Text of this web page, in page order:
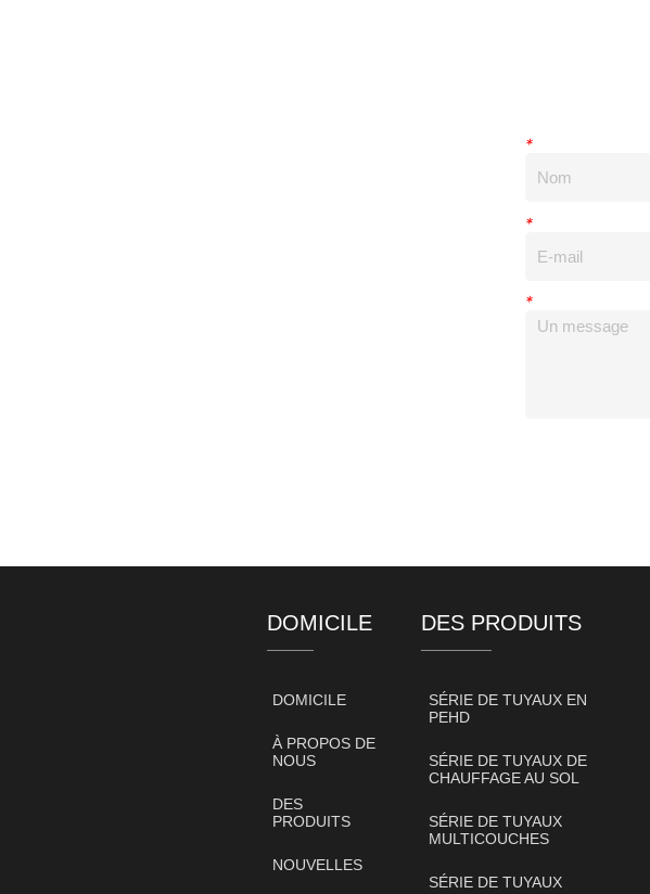
*
*
*
DOMICILE
DOMICILE
À PROPOS DE
NOUS
DES
PRODUITS
NOUVELLES
DES PRODUITS
SÉRIE DE TUYAUX EN
PEHD
SÉRIE DE TUYAUX DE
CHAUFFAGE AU SOL
SÉRIE DE TUYAUX
MULTICOUCHES
SÉRIE DE TUYAUX